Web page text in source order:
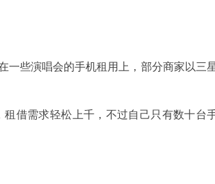
一些演唱会的手机租用上，部分商家以三
借需求轻松上千，不过自己只有数十台